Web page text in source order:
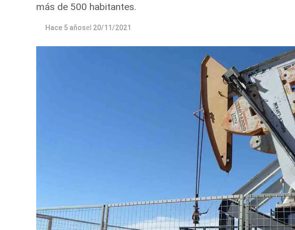
más de 500 habitantes.
Hace 5 añosel 20/11/2021